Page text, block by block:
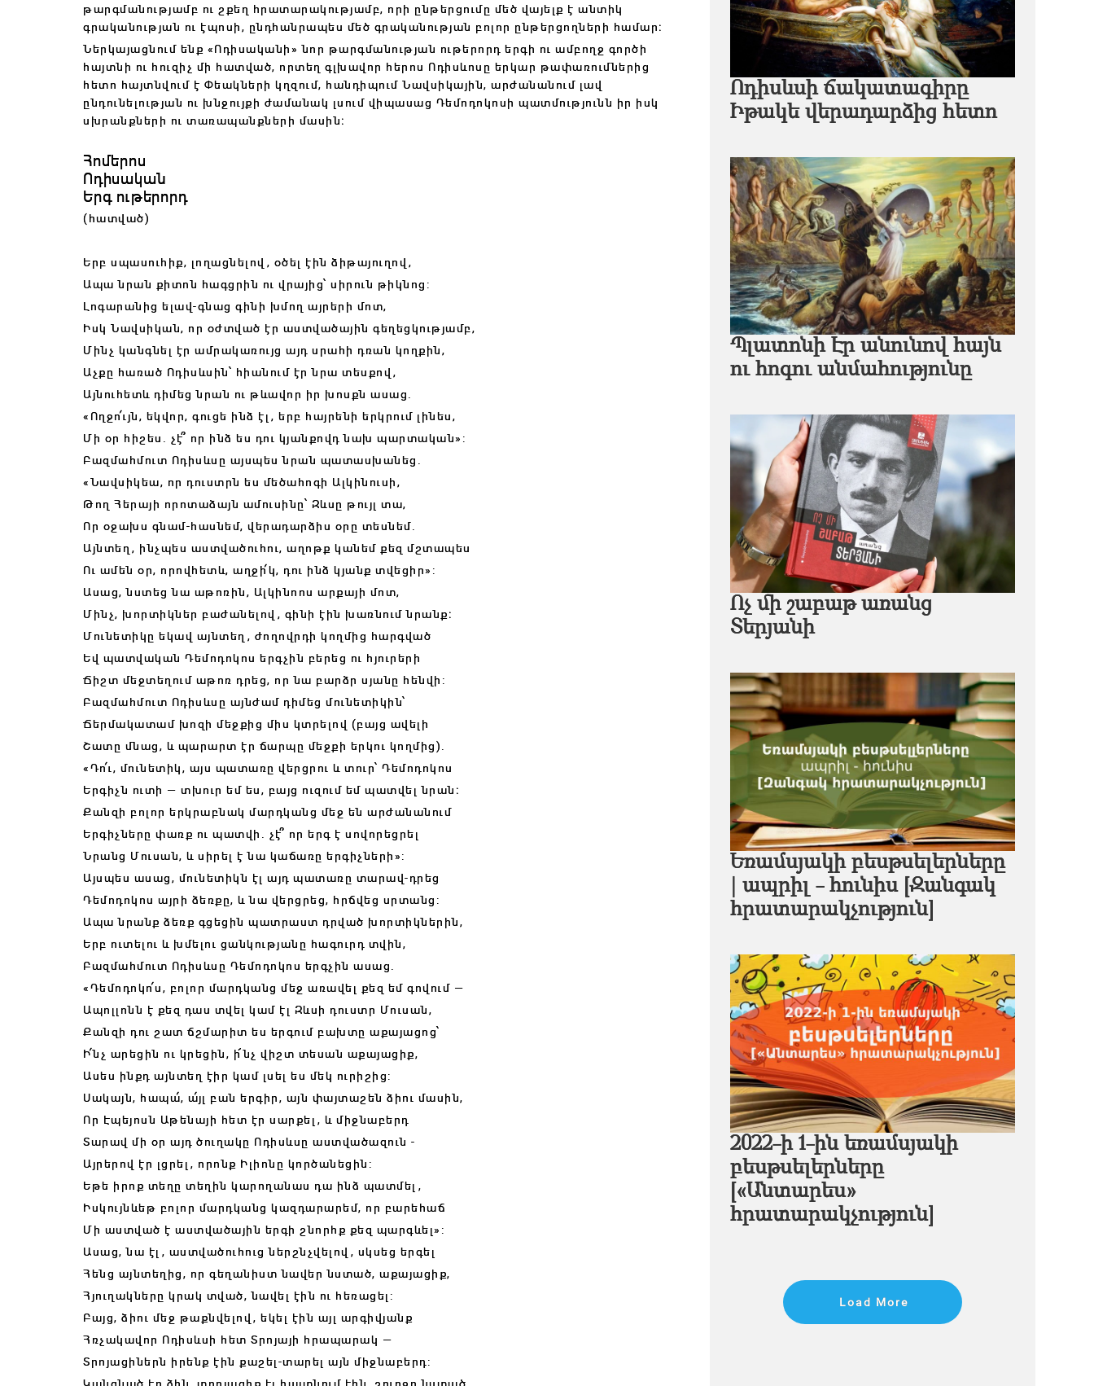
թարգմանությամբ ու շքեղ հրատարակությամբ, որի ընթերցումը մեծ վայելք է անտիկ
գրականության ու էպոսի, ընդհանրապես մեծ գրականության բոլոր ընթերցողների համար։
Ներկայացնում ենք «Ոդիսականի» նոր թարգմանության ութերորդ երգի ու ամբողջ գործի
հայտնի ու հուզիչ մի հատված, որտեղ գլխավոր հերոս Ոդիսևոսը երկար թափառումներից
հետո հայտնվում է Փեակների կղզում, հանդիպում Նավսիկային, արժանանում լավ
ընդունելության ու խնջույքի ժամանակ լսում վիպասաց Դեմոդոկոսի պատմությունն իր իսկ
սխրանքների ու տառապանքների մասին։
Հոմերոս
Ոդիսական
Երգ ութերորդ
(հատված)
Երբ սպասուհիք, լողացնելով, օծել էին ձիթայուղով,
Ապա նրան քիտոն հագցրին ու վրայից՝ սիրուն թիկնոց:
Լոգարանից ելավ-գնաց գինի խմող այրերի մոտ,
Իսկ Նավսիկան, որ օժտված էր աստվածային գեղեցկությամբ,
Մինչ կանգնել էր ամրակառույց այդ սրահի դռան կողքին,
Աչքը հառած Ոդիսևսին՝ հիանում էր նրա տեսքով,
Այնուհետև դիմեց նրան ու թևավոր իր խոսքն ասաց.
«Ողջո՛ւյն, եկվոր, գուցե ինձ էլ, երբ հայրենի երկրում լինես,
Մի օր հիշես. չէ՞ որ ինձ ես դու կյանքովդ նախ պարտական»:
Բազմահմուտ Ոդիսևսը այսպես նրան պատասխանեց.
«Նավսիկեա, որ դուստրն ես մեծահոգի Ալկինուսի,
Թող Հերայի որոտաձայն ամուսինը՝ Զևսը թույլ տա,
Որ օջախս գնամ-հասնեմ, վերադարձիս օրը տեսնեմ.
Այնտեղ, ինչպես աստվածուհու, աղոթք կանեմ քեզ մշտապես
Ու ամեն օր, որովհետև, աղջի՛կ, դու ինձ կյանք տվեցիր»:
Ասաց, նստեց նա աթոռին, Ալկինոոս արքայի մոտ,
Մինչ, խորտիկներ բաժանելով, գինի էին խառնում նրանք։
Մունետիկը եկավ այնտեղ, ժողովրդի կողմից հարգված
Եվ պատվական Դեմոդոկոս երգչին բերեց ու հյուրերի
Ճիշտ մեջտեղում աթոռ դրեց, որ նա բարձր սյանը հենվի:
Բազմահմուտ Ոդիսևսը այնժամ դիմեց մունետիկին՝
Ճերմակատամ խոզի մեջքից միս կտրելով (բայց ավելի
Շատը մնաց, և պարարտ էր ճարպը մեջքի երկու կողմից)․
«Դո՛ւ, մունետիկ, այս պատառը վերցրու և տուր՝ Դեմոդոկոս
Երգիչն ուտի — տխուր եմ ես, բայց ուզում եմ պատվել նրան։
Քանզի բոլոր երկրաբնակ մարդկանց մեջ են արժանանում
Երգիչները փառք ու պատվի. չէ՞ որ երգ է սովորեցրել
Նրանց Մուսան, և սիրել է նա կաճառը երգիչների»:
Այսպես ասաց, մունետիկն էլ այդ պատառը տարավ-դրեց
Դեմոդոկոս այրի ձեռքը, և նա վերցրեց, հրճվեց սրտանց:
Ապա նրանք ձեռք գցեցին պատրաստ դրված խորտիկներին,
Երբ ուտելու և խմելու ցանկությանը հագուրդ տվին,
Բազմահմուտ Ոդիսևսը Դեմոդոկոս երգչին ասաց.
«Դեմոդոկո՛ս, բոլոր մարդկանց մեջ առավել քեզ եմ գովում —
Ապոլլոնն է քեզ դաս տվել կամ էլ Զևսի դուստր Մուսան,
Քանզի դու շատ ճշմարիտ ես երգում բախտը աքայացոց՝
Ի՛նչ արեցին ու կրեցին, ի՜նչ վիշտ տեսան աքայացիք,
Ասես ինքդ այնտեղ էիր կամ լսել ես մեկ ուրիշից:
Սակայն, հապա՛, ա՛յլ բան երգիր, այն փայտաշեն ձիու մասին,
Որ Էպեյոսն Աթենայի հետ էր սարքել, և միջնաբերդ
Տարավ մի օր այդ ծուղակը Ոդիսևսը աստվածազուն -
Այրերով էր լցրել, որոնք Իլիոնը կործանեցին:
Եթե իրոք տեղը տեղին կարողանաս դա ինձ պատմել,
Իսկույնևեթ բոլոր մարդկանց կազդարարեմ, որ բարեհաճ
Մի աստված է աստվածային երգի շնորհք քեզ պարգևել»:
Ասաց, նա էլ, աստվածուհուց ներշնչվելով, սկսեց երգել
Հենց այնտեղից, որ գեղանիստ նավեր նստած, աքայացիք,
Հյուղակները կրակ տված, նավել էին ու հեռացել:
Բայց, ձիու մեջ թաքնվելով, եկել էին այլ արգիվյանք
Հռչակավոր Ոդիսևսի հետ Տրոյայի հրապարակ —
Տրոյացիներն իրենք էին քաշել-տարել այն միջնաբերդ:
Ոդիսևսի ճակատագիրը
Իթակե վերադարձից հետո
Պլատոնի Էր անունով հայն
ու հոգու անմահությունը
Ոչ մի շաբաթ առանց
Տերյանի
Եռամսյակի բեսթսելերները
| ապրիլ - հունիս [Զանգակ
հրատարակչություն]
2022-ի 1-ին եռամսյակի
բեսթսելերները
[«Անտարես»
հրատարակչություն]
Load More